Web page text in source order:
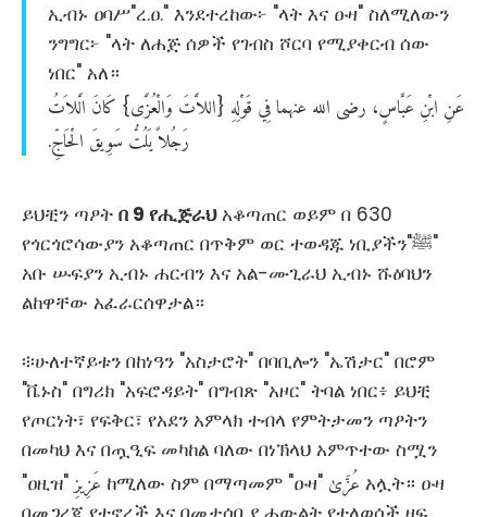
ኢብኑ ዐባሥ"ረ.ዐ." እንደተረከው፦ "ላት እና ዑዛ" ስለሚለውን
ንግግር፦ "ላት ለሐጅ ሰዎች የገብስ ሾርባ የሚያቀርብ ሰው
ነበር" አለ።
عَنِابْنِعَبَّاسٍ،رضىاللهعنهمافِيقَوْلِهِ ‏{‏اللاَّتَوَالْعُزَّى‏}‏ كَانَالَّلاَتُ
رَجُلاًيَلُتُّسَوِيقَالْحَاجِّ‏.‏
ይህቺን ጣዖት በ 9 የሒጅራህአቆጣጠር ወይም በ 630
የጎርጎሮሳውያን አቆጣጠር በጥቅም ወር ተወዳጁ ነቢያችን"ﷺ"
አቡ ሡፍያን ኢብኑ ሐርብን እና አል-ሙጊራህ ኢብኑ ሹዕባህን
ልከዋቸው አፈራርሰዋታል።
፨ሁለተኛይቱን በከነዓን "አስታሮት" በባቢሎን "ኤሽታር" በሮም
"ቬኑስ" በግሪክ "አፍሮዳይት" በግብጽ "አዞር" ትባል ነበር፥ ይህቺ
የጦርነት፣ የፍቅር፣ የአደን አምላክ ተብላ የምትታመን ጣዖትን
በመካህ እና በጧዒፍ መካከል ባለው በነኽላህ አምጥተው ስሟን
"ዐዚዝ" عَزِيزِ ከሚለው ስም በማጣመም "ዑዛ" عُزَّىٰ አሏት። ዑዛ